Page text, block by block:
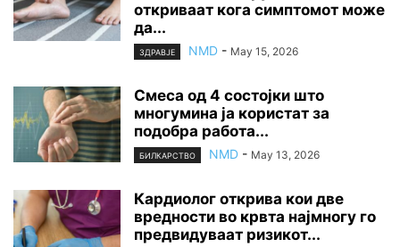
откриваат кога симптомот може
да...
ЗДРАВЈЕ NMD - May 15, 2026
Смеса од 4 состојки што
многумина ја користат за
подобра работа...
БИЛКАРСТВО NMD - May 13, 2026
Кардиолог открива кои две
вредности во крвта најмногу го
предвидуваат ризикот...